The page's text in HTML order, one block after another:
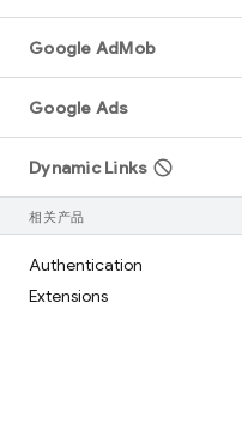
Google AdMob
Google Ads
Dynamic Links
相关产品
Authentication
Extensions